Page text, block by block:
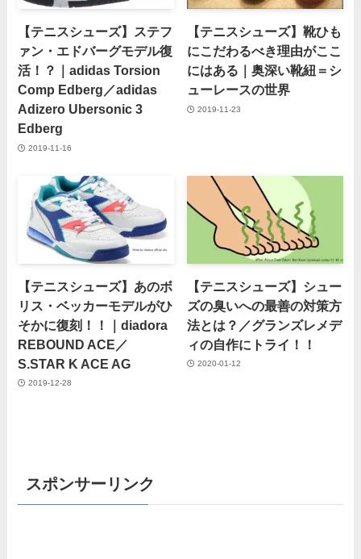
【テニスシューズ】ステフ
ァン・エドバーグモデル復
活！？｜adidas Torsion
Comp Edberg／adidas
Adizero Ubersonic 3
Edberg
2019-11-16
【テニスシューズ】靴ひも
にこだわるべき理由がここ
にはある｜奥深い靴紐＝シ
ューレースの世界
2019-11-23
【テニスシューズ】あのボ
リス・ベッカーモデルがひ
そかに復刻！！｜diadora
REBOUND ACE／
S.STAR K ACE AG
2019-12-28
【テニスシューズ】シュー
ズの臭いへの最善の対策方
法とは？／グランズレメデ
ィの自作にトライ！！
2020-01-12
スポンサーリンク